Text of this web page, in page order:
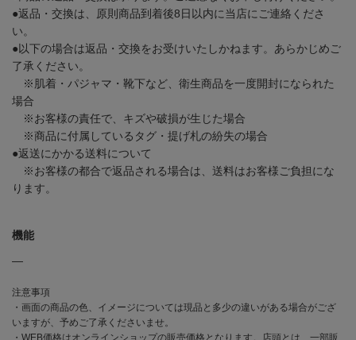
●返品・交換は、原則商品到着後8日以内に当店にご連絡くださ
い。
●以下の場合は返品・交換をお受けいたしかねます。あらかじめご
了承ください。
※肌着・パジャマ・靴下など、衛生商品を一度開封になられた
場合
※お客様の責任で、キズや破損が生じた場合
※商品に付属しているタグ・提げ札の紛失の場合
●返送にかかる送料について
※お客様の都合で返品される場合は、送料はお客様ご負担にな
ります。
機能
―
注意事項
・画面の商品の色、イメージについては現品と多少の違いがある場合がござ
いますが、予めご了承くださいませ。